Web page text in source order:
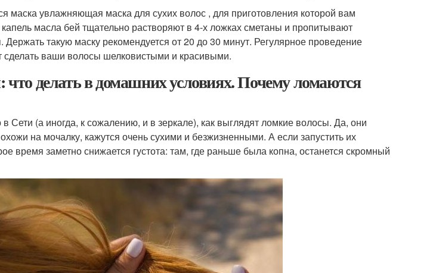
маска увлажняющая маска для сухих волос , для приготовления которой вам
масла бей тщательно растворяют в 4-х ложках сметаны и пропитывают
такую маску рекомендуется от 20 до 30 минут. Регулярное проведение
ваши волосы шелковистыми и красивыми.
делать в домашних условиях. Почему ломаются
Сети (а иногда, к сожалению, и в зеркале), как выглядят ломкие волосы. Да, они
на мочалку, кажутся очень сухими и безжизненными. А если запустить их
время заметно снижается густота: там, где раньше была копна, останется скромный